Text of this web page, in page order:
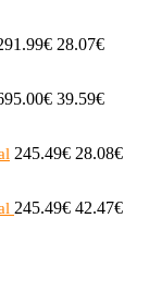
28.07€
39.59€
245.49€ 28.08€
245.49€ 42.47€